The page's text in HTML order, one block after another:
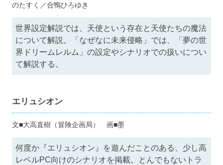
のたすく／合鴨ひろゆき
世界設定解説では、天使という存在と天使たちの魔法
について解説。「なぜなに未来侵略」では、「夢の世
界ドリームレルム」の設定やシナリオでの扱いについ
て解説する。
エリュシオン
文■大高直樹（冒険企画局） 画■墨
何度か『エリュシオン』を遊んだことのある、少し高
レベルPC向けのシナリオを掲載。とんでもないトラ